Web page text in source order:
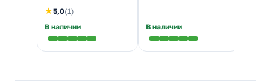
★5,0(1)
В наличии
В наличии